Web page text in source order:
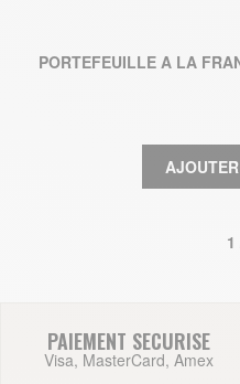
PORTEFEUILLE A LA
1
PAIEMENT SECURISE
Visa, MasterCard, Amex